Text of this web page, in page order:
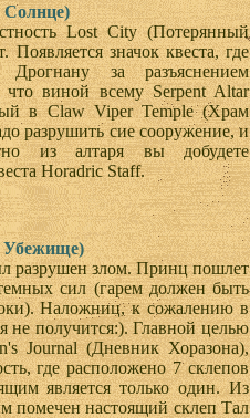
Солнце)
Lost City (Потерянный
значок квеста, где
за разъяснением
виной всему Serpent Altar
в Claw Viper Temple (Храм
разрушить сие сооружение, и
из алтаря вы добудете
Horadric Staff.
Убежище)
разрушен злом. Принц пошлет
сил (гарем должен быть
Наложниц, к сожалению в
не получится:). Главной целью
Journal (Дневник Хоразона),
где расположено 7 склепов
является только один. Из
помечен настоящий склеп Тал